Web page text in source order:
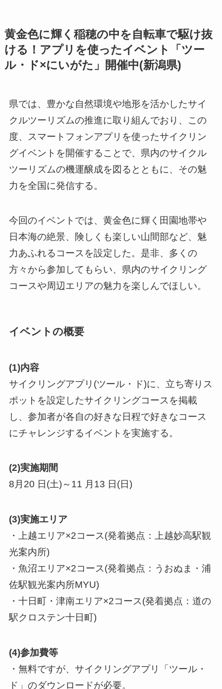
黄金色に輝く稲穂の中を自転車で駆け抜
ける！アプリを使ったイベント「ツー
ル・ド×にいがた」開催中(新潟県)
県では、豊かな自然環境や地形を活かしたサイ
クルツーリズムの推進に取り組んでおり、この
度、スマートフォンアプリを使ったサイクリン
グイベントを開催することで、県内のサイクル
ツーリズムの機運醸成を図るとともに、その魅
力を全国に発信する。
今回のイベントでは、黄金色に輝く田園地帯や
日本海の絶景、険しくも楽しい山間部など、魅
力あふれるコースを設定した。是非、多くの
方々から参加してもらい、県内のサイクリング
コースや周辺エリアの魅力を楽しんでほしい。
イベントの概要
(1)内容
サイクリングアプリ(ツール・ド)に、立ち寄りス
ポットを設定したサイクリングコースを掲載
し、参加者が各自の好きな日程で好きなコース
にチャレンジするイベントを実施する。
(2)実施期間
8月20 日(土)～11 月13 日(日)
(3)実施エリア
・上越エリア×2コース(発着拠点：上越妙高駅観
光案内所)
・魚沼エリア×2コース(発着拠点：うおぬま・浦
佐駅観光案内所MYU)
・十日町・津南エリア×2コース(発着拠点：道の
駅クロステン十日町)
(4)参加費等
・無料ですが、サイクリングアプリ「ツール・
ド」のダウンロードが必要。